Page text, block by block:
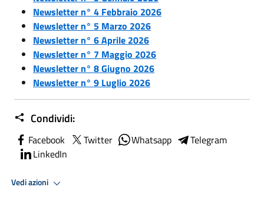
Newsletter n° 4 Febbraio 2026
Newsletter n° 5 Marzo 2026
Newsletter n° 6 Aprile 2026
Newsletter n° 7 Maggio 2026
Newsletter n° 8 Giugno 2026
Newsletter n° 9 Luglio 2026
Condividi:
Facebook Twitter Whatsapp
Telegram
LinkedIn
Vedi azioni